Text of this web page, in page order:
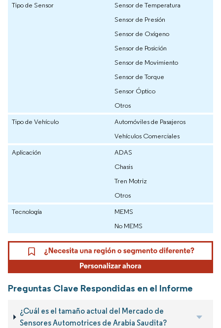
Tipo de Sensor
Sensor de Temperatura
Sensor de Presión
Sensor de Oxígeno
Sensor de Posición
Sensor de Movimiento
Sensor de Torque
Sensor Óptico
Otros
Tipo de Vehículo
Automóviles de Pasajeros
Vehículos Comerciales
Aplicación
ADAS
Chasis
Tren Motriz
Otros
Tecnología
MEMS
No MEMS
Preguntas Clave Respondidas en el Informe
¿Cuál es el tamaño actual del Mercado de
Sensores Automotrices de Arabia Saudita?